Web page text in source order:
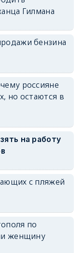
Гилмана
бензина
россияне
но остаются в
на работу
с пляжей
по
женщину